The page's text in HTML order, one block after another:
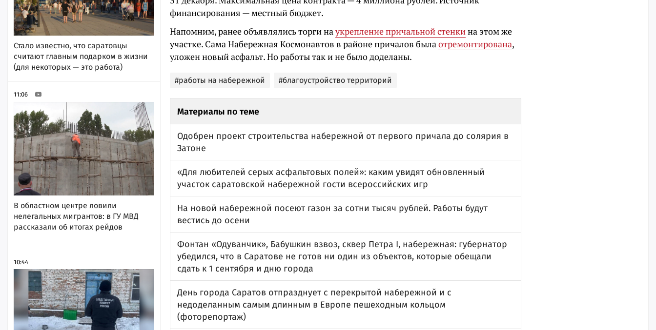
Стало известно, что саратовцы
считают главным подарком в жизни
(для некоторых — это работа)
11:06
В областном центре ловили
нелегальных мигрантов: в ГУ МВД
рассказали об итогах рейдов
10:44
финансирования — местный бюджет.
Напомним, ранее объявлялись торги наукрепление причальной стенкина этом же
участке. Сама Набережная Космонавтов в районе причалов былаотремонтирована,
уложен новый асфальт. Но работы так и не было доделаны.
#работы на набережной #благоустройство территорий
Материалы по теме
Одобрен проект строительства набережной от первого причала до солярия в
Затоне
«Для любителей серых асфальтовых полей»: каким увидят обновленный
участок саратовской набережной гости всероссийских игр
На новой набережной посеют газон за сотни тысяч рублей. Работы будут
вестись до осени
Фонтан «Одуванчик», Бабушкин взвоз, сквер Петра I, набережная: губернатор
убедился, что в Саратове не готов ни один из объектов, которые обещали
сдать к 1 сентября и дню города
День города Саратов отпразднует с перекрытой набережной и с
недоделанным самым длинным в Европе пешеходным кольцом
(фоторепортаж)